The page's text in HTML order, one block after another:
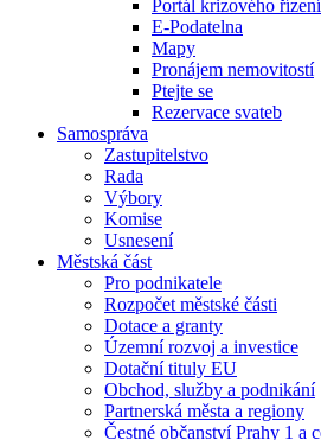
Portál krizového řízení
E-Podatelna
Mapy
Pronájem nemovitostí
Ptejte se
Rezervace svateb
Samospráva
Zastupitelstvo
Rada
Výbory
Komise
Usnesení
Městská část
Pro podnikatele
Rozpočet městské části
Dotace a granty
Územní rozvoj a investice
Dotační tituly EU
Obchod, služby a podnikání
Partnerská města a regiony
Čestné občanství Prahy 1 a